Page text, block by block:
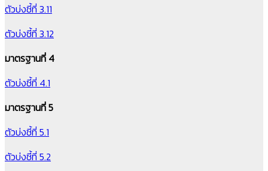
ตัวบ่งชี้ที่ 3.11
ตัวบ่งชี้ที่ 3.12
มาตรฐานที่ 4
ตัวบ่งชี้ที่ 4.1
มาตรฐานที่ 5
ตัวบ่งชี้ที่ 5.1
ตัวบ่งชี้ที่ 5.2